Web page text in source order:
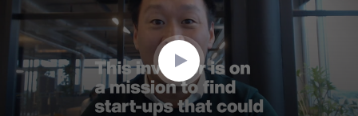
minutes,
seconds